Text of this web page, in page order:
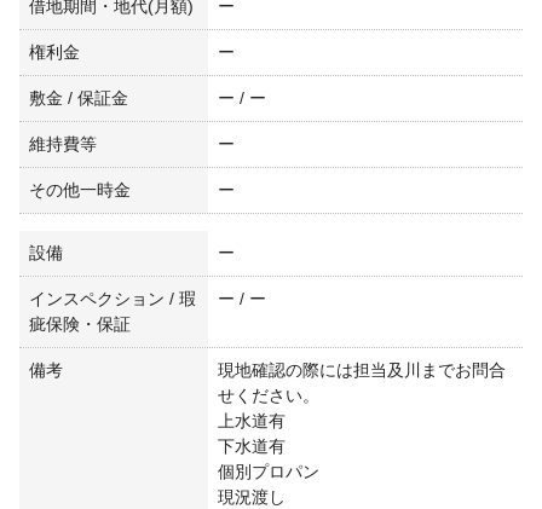
借地期間・地代(月額) ー
権利金 ー
敷金 / 保証金 ー / ー
維持費等 ー
その他一時金 ー
設備 ー
インスペクション / 瑕
疵保険・保証
ー / ー
備考
現地確認の際には担当及川までお問合
せください。
上水道有
下水道有
個別プロパン